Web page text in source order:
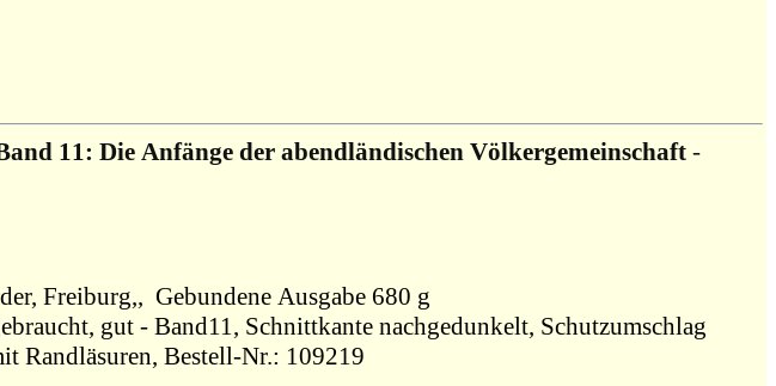
11: Die Anfänge der abendländischen Völkergemeinschaft -
1932, Herder, Freiburg,, Gebundene Ausgabe 680 g
gut - Band11, Schnittkante nachgedunkelt, Schutzumschlag
berieben mit Randläsuren, Bestell-Nr.: 109219